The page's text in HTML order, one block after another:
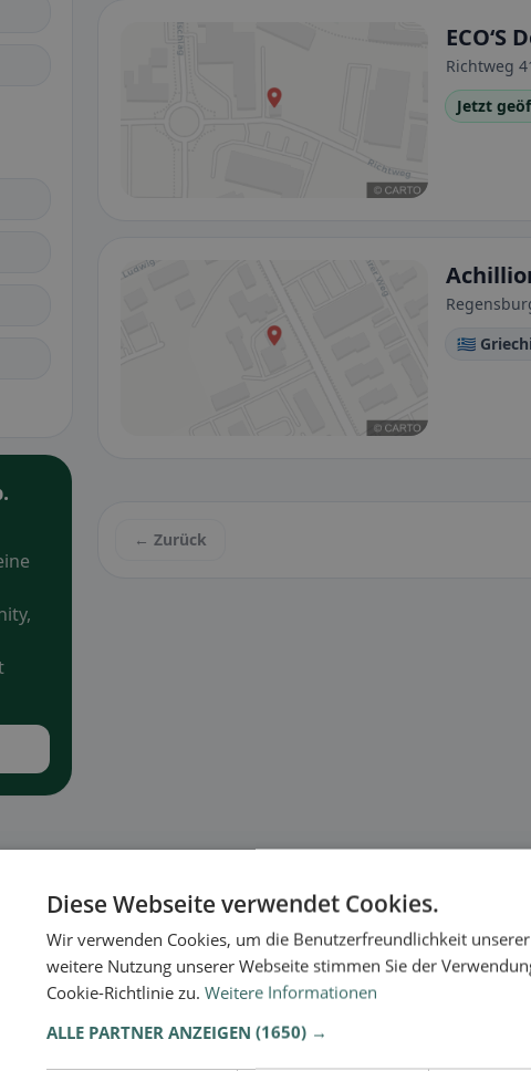
ECO‘S
Richtweg
Jetzt
🇬🇷
← Zurück
Diese Webseite verwendet Cookies.
Wir verwenden Cookies, um die Benutzerfreundlichkeit
weitere Nutzung unserer Webseite stimmen Sie der
Cookie-Richtlinie zu. Weitere Informationen
ALLE PARTNER ANZEIGEN (1650) →